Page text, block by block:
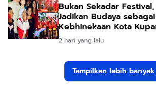
Bukan Sekadar
Jadikan Budaya
Kebhinekaan Kota
2 hari yang lalu
Tampilkan lebih banyak